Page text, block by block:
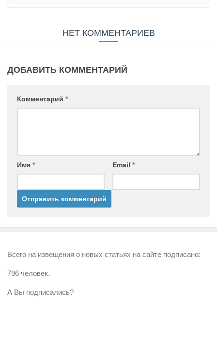
НЕТ КОММЕНТАРИЕВ
ДОБАВИТЬ КОММЕНТАРИЙ
Комментарий *
Имя * Email *
Всего на извещения о новых статьях на сайте подписано:
796 человек.
А Вы подписались?